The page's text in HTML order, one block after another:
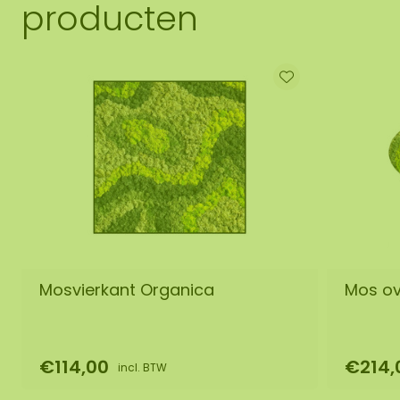
producten
Mosvierkant Organica
€114,00 incl. BTW
Mos